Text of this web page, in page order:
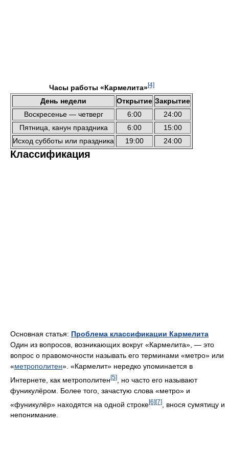
Часы работы «Кармелита»[4]
День недели Открытие Закрытие
Воскресенье — четверг
6:00
24:00
Пятница, канун праздника
6:00
15:00
Исход субботы или праздника
19:00 24:00
Классификация
Основная статья: Проблема классификации Кармелита
Один из вопросов, возникающих вокруг «Кармелита», — это
вопрос о правомочности называть его терминами «метро» или
«метрополитен». «Кармелит» нередко упоминается в
Интернете, как метрополитен [5]
, но часто его называют
фуникулёром. Более того, зачастую слова «метро» и
«фуникулёр» находятся на одной строке[6][7]
, внося сумятицу и
непонимание.